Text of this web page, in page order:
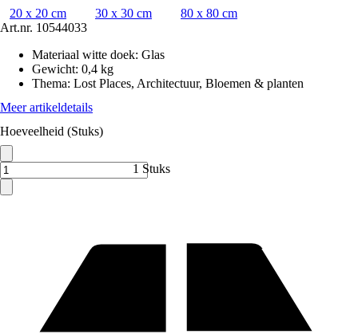
20 x 20 cm
30 x 30 cm
80 x 80 cm
Art.nr. 10544033
Materiaal witte doek: Glas
Gewicht: 0,4 kg
Thema: Lost Places, Architectuur, Bloemen & planten
Meer artikeldetails
Hoeveelheid (Stuks)
1 Stuks